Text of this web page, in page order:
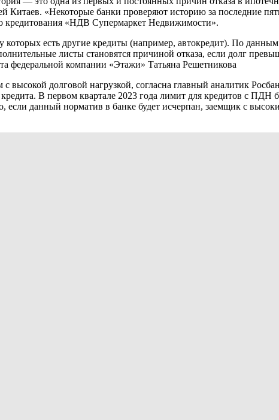
Китаев. «Некоторые банки проверяют историю за последние
кредитования «НДВ Супермаркет Недвижимости».
которых есть другие кредиты (например, автокредит). По
листы становятся причиной отказа, если долг
федеральной компании «Этажи» Татьяна Решетникова
высокой долговой нагрузкой, согласна главный аналитик
В первом квартале 2023 года лимит для кредитов с ПДН
если данный норматив в банке будет исчерпан, заемщик с